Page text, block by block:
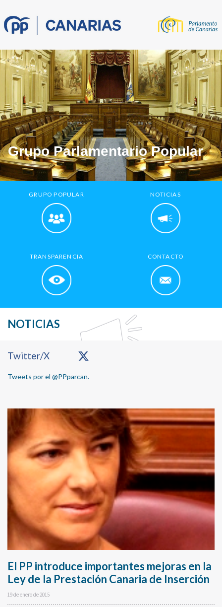
Grupo Parlamentario Popular
GRUPO POPULAR NOTICIAS
TRANSPARENCIA CONTACTO
NOTICIAS
El PP introduce importantes mejoras en la
Ley de la Prestación Canaria de Inserción
19 de enero de 2015
Primary
Twitter/X
Tweets por el @PPparcan.